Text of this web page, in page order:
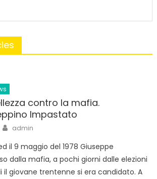
contro la mafia.
Impastato
Author
admin
il 9 maggio del 1978 Giuseppe
dalla mafia, a pochi giorni dalle elezioni
il giovane trentenne si era candidato. A